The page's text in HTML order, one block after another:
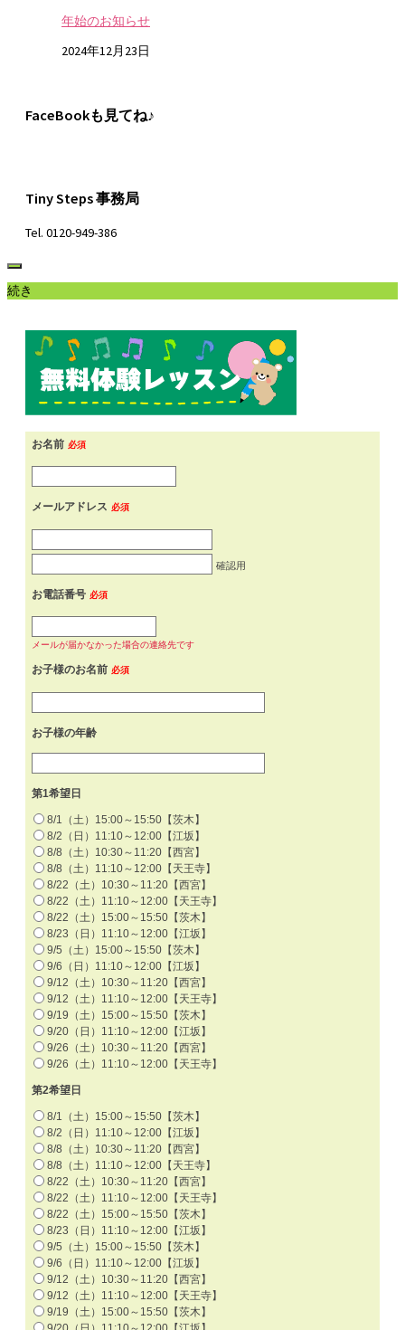
年始のお知らせ
2024年12月23日
FaceBookも見てね♪
Tiny Steps 事務局
Tel. 0120-949-386
続き